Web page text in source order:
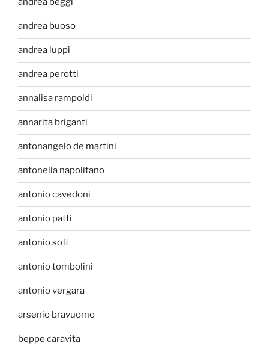
andrea buoso
andrea luppi
andrea perotti
annalisa rampoldi
annarita briganti
antonangelo de martini
antonella napolitano
antonio cavedoni
antonio patti
antonio sofi
antonio tombolini
antonio vergara
arsenio bravuomo
beppe caravita